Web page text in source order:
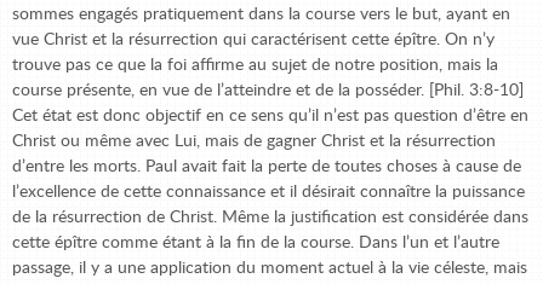
sommes engagés pratiquement dans la course vers le but, ayant en
vue Christ et la résurrection qui caractérisent cette épître. On n’y
trouve pas ce que la foi affirme au sujet de notre position, mais la
course présente, en vue de l’atteindre et de la posséder. [Phil. 3:8-10]
Cet état est donc objectif en ce sens qu’il n’est pas question d’être en
Christ ou même avec Lui, mais de gagner Christ et la résurrection
d’entre les morts. Paul avait fait la perte de toutes choses à cause de
l’excellence de cette connaissance et il désirait connaître la puissance
de la résurrection de Christ. Même la justification est considérée dans
cette épître comme étant à la fin de la course. Dans l’un et l’autre
passage, il y a une application du moment actuel à la vie céleste, mais